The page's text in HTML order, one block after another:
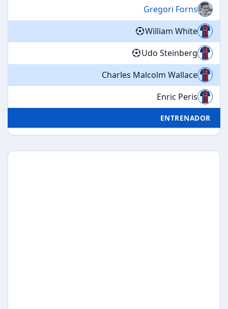
Gregori Forns
William White
Udo Steinberg
Charles Malcolm Wallace
Enric Peris
ENTRENADOR